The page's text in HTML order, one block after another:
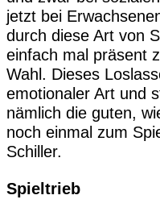
jetzt bei
durch diese Art von
einfach mal präsent
Wahl. Dieses
emotionaler Art und
nämlich die guten,
noch einmal zum
Schiller.
Spieltrieb